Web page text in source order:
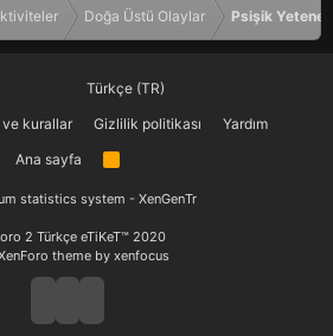
Doğa Üstü Olaylar Psişik
Türkçe (TR)
kurallar Gizlilik politikası
Yardım
Ana sayfa
R
statistics system - XenGenTr
2 Türkçe eTiKeT™ 2020
theme by xenfocus